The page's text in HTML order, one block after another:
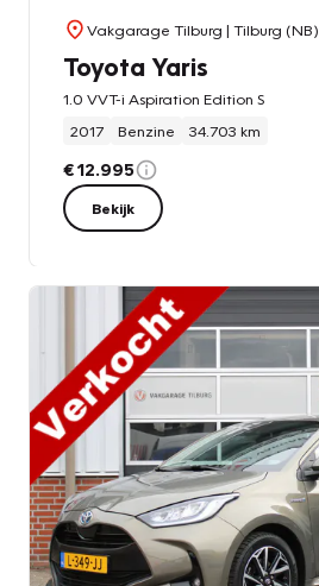
Vakgarage Tilburg | Tilburg (NB)
Toyota Yaris
1.0 VVT-i Aspiration Edition S
2017
Benzine 34.703 km
€ 12.995
Bekijk